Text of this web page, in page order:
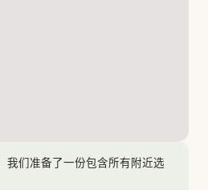
我们准备了一份包含所有附近选